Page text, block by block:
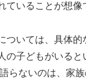
ていることが想像
ついては、具体的
の子どもがいる
らないのは、家